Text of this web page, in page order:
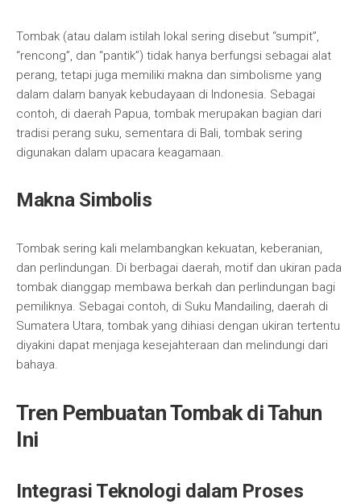
Tombak (atau dalam istilah lokal sering disebut “sumpit”,
“rencong”, dan “pantik”) tidak hanya berfungsi sebagai alat
perang, tetapi juga memiliki makna dan simbolisme yang
dalam dalam banyak kebudayaan di Indonesia. Sebagai
contoh, di daerah Papua, tombak merupakan bagian dari
tradisi perang suku, sementara di Bali, tombak sering
digunakan dalam upacara keagamaan.
Makna Simbolis
Tombak sering kali melambangkan kekuatan, keberanian,
dan perlindungan. Di berbagai daerah, motif dan ukiran pada
tombak dianggap membawa berkah dan perlindungan bagi
pemiliknya. Sebagai contoh, di Suku Mandailing, daerah di
Sumatera Utara, tombak yang dihiasi dengan ukiran tertentu
diyakini dapat menjaga kesejahteraan dan melindungi dari
bahaya.
Tren Pembuatan Tombak di Tahun
Ini
Integrasi Teknologi dalam Proses